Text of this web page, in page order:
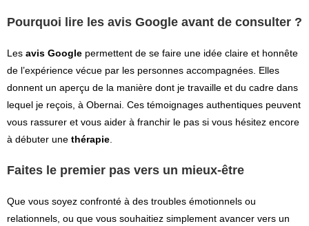
Pourquoi lire les avis Google avant de consulter ?
Les avis Google permettent de se faire une idée claire et honnête
de l’expérience vécue par les personnes accompagnées. Elles
donnent un aperçu de la manière dont je travaille et du cadre dans
lequel je reçois, à Obernai. Ces témoignages authentiques peuvent
vous rassurer et vous aider à franchir le pas si vous hésitez encore
à débuter une thérapie
Faites le premier pas vers un mieux-être
Que vous soyez confronté à des troubles émotionnels ou
relationnels, ou que vous souhaitiez simplement avancer vers un